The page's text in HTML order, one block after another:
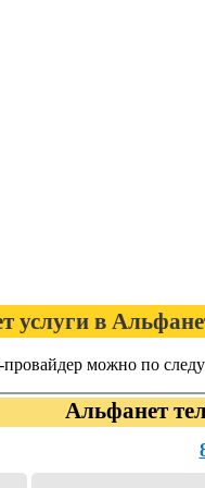
услуги в
провайдер можно по
Альфанет